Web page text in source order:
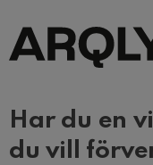
Har du en
du vill